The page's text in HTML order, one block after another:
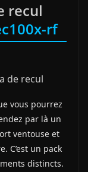
recul
rf
de recul
vous pourrez
par là un
ventouse et
C’est un pack
distincts.